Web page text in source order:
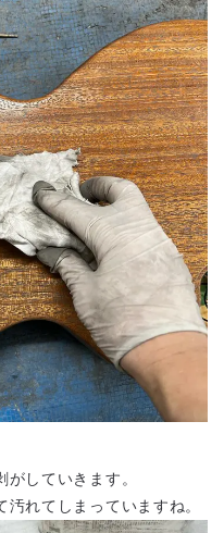
していきます。
れてしまっていますね。